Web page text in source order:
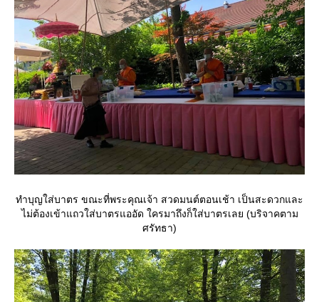
ทำบุญใส่บาตร ขณะที่พระคุณเจ้า สวดมนต์ตอนเช้า เป็นสะดวกและ
ไม่ต้องเข้าแถวใส่บาตรแออัด ใครมาถึงก็ใส่บาตรเลย (บริจาคตาม
ศรัทธา)